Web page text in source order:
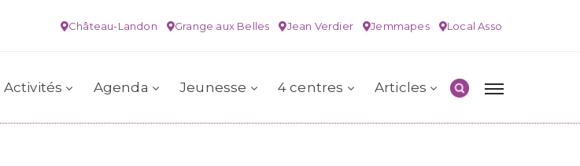
Château-Landon Grange aux Belles Jean Verdier Jemmapes Local Asso
Activités Agenda Jeunesse 4 centres Articles